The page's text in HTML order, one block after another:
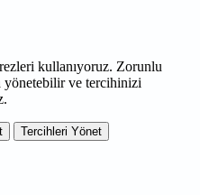
kullanıyoruz. Zorunlu
yönetebilir ve tercihinizi
Tercihleri Yönet